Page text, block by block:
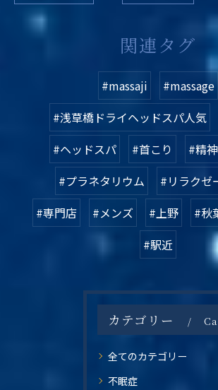
関連タグ
#massaji
#massage
#浅草橋ドライヘッドスパ人気
#ヘッドスパ
#首こり
#精
#プラネタリウム
#リラクゼ
#専門店
#メンズ #上野 #秋
#駅近
カテゴリー
全てのカテゴリー
不眠症